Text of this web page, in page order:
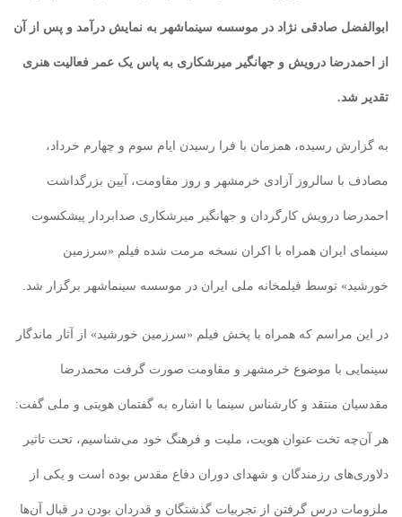
ابوالفضل صادقی نژاد در موسسه سینماشهر به نمایش درآمد و پس از آن
از احمدرضا درویش و جهانگیر میرشکاری به پاس یک عمر فعالیت هنری
تقدیر شد.
به گزارش رسیده، همزمان با فرا رسیدن ایام سوم و چهارم خرداد،
مصادف با سالروز آزادی خرمشهر و روز مقاومت، آیین بزرگداشت
احمدرضا درویش کارگردان و جهانگیر میرشکاری صدابردار پیشکسوت
سینمای ایران همراه با اکران نسخه مرمت شده فیلم «سرزمین
خورشید» توسط فیلمخانه ملی ایران در موسسه سینماشهر برگزار شد.
در این مراسم که همراه با پخش فیلم «سرزمین خورشید» از آثار ماندگار
سینمایی با موضوع خرمشهر و مقاومت صورت گرفت محمدرضا
مقدسیان منتقد و کارشناس سینما با اشاره به گفتمان هویتی و ملی گفت:
هر آن‌چه تخت عنوان هویت، ملیت و فرهنگ خود می‌شناسیم، تحت تاثیر
دلاوری‌های رزمندگان و شهدای دوران دفاع مقدس بوده است و یکی از
ملزومات درس گرفتن از تجربیات گذشتگان و قدردان بودن در قبال آن‌ها